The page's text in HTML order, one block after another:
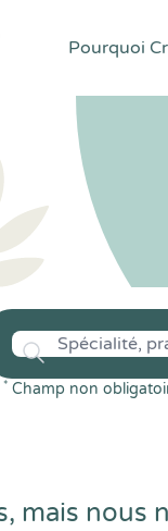
Pourquoi
* Champ non
mais nous